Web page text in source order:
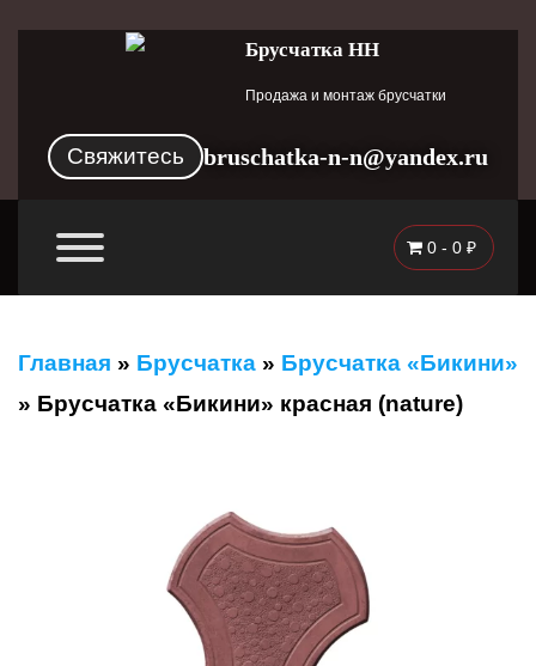
Брусчатка НН
Продажа и монтаж брусчатки
Свяжитесь bruschatka-n-n@yandex.ru
0 - 0 ₽
Главная » Брусчатка » Брусчатка «Бикини»
» Брусчатка «Бикини» красная (nature)